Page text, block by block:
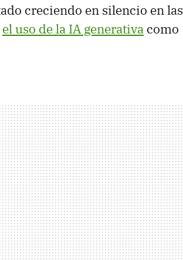
creciendo en silencio en las
el uso de la IA generativa como